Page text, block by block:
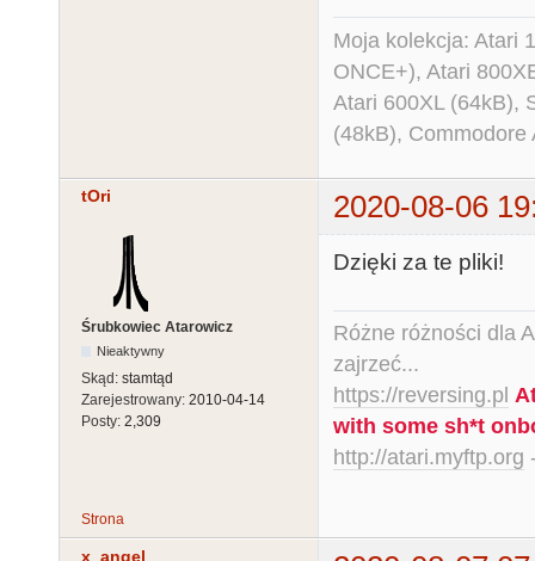
Moja kolekcja: Atari
ONCE+), Atari
Atari 600XL (64kB),
(48kB),
tOri 2020-08-06
Śrubkowiec Atarowicz
Nieaktywny
Skąd: stamtąd
Zarejestrowany: 2010-04-14
Posty: 2,309
Dzięki za te pliki!
Różne różności dla
zajrzeć...
https://reversing.pl
with some sh*t
http://atari.myftp.org
Strona
x_angel